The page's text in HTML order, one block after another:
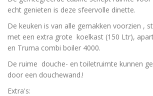
echt genieten is deze sfeervolle dinette.
De keuken is van alle gemakken voorzien ,
met een extra grote koelkast (150 Ltr),
en Truma combi boiler 4000.
De ruime douche- en toiletruimte kunnen
door een douchewand.!
Extra's: